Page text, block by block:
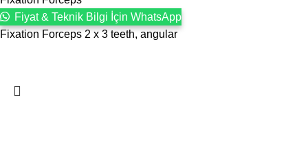
Fiyat & Teknik Bilgi İçin WhatsApp
Fixation Forceps 2 x 3 teeth, angular